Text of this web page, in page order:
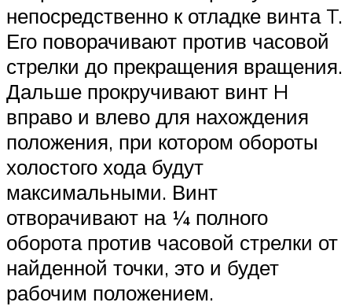
непосредственно к отладке винта T.
Его поворачивают против часовой
стрелки до прекращения вращения.
Дальше прокручивают винт H
вправо и влево для нахождения
положения, при котором обороты
холостого хода будут
максимальными. Винт
отворачивают на ¼ полного
оборота против часовой стрелки от
найденной точки, это и будет
рабочим положением.